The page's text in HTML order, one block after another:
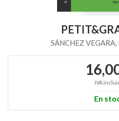
SÁNCHEZ
IVA
En